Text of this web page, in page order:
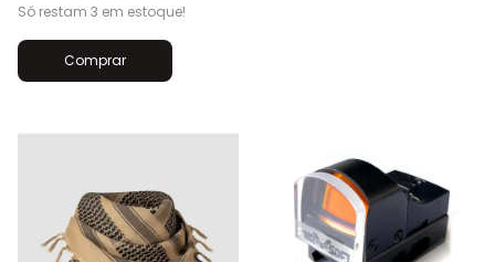
Só restam 3 em estoque!
Comprar